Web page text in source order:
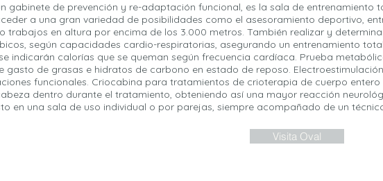
gabinete de prevención y re-adaptación funcional, es la sala de entrenamiento
a una gran variedad de posibilidades como el asesoramiento deportivo,
trabajos en altura por encima de los 3.000 metros. También realizar y
según capacidades cardio-respiratorias, asegurando un entrenamiento
indicarán calorías que se queman según frecuencia cardíaca. Prueba
gasto de grasas e hidratos de carbono en estado de reposo.
funcionales. Criocabina para tratamientos de crioterapia de cuerpo entero
dentro durante el tratamiento, obteniendo así una mayor reacción
en una sala de uso individual o por parejas, siempre acompañado de un
Visita Oval